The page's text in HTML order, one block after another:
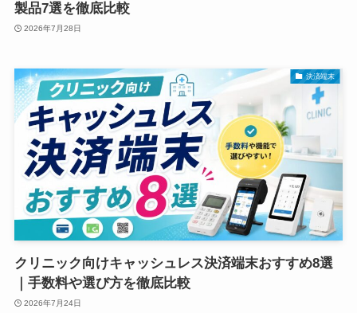
製品7選を徹底比較
2026年7月28日
決済端末
クリニック向けキャッシュレス決済端末おすすめ8選
｜手数料や選び方を徹底比較
2026年7月24日